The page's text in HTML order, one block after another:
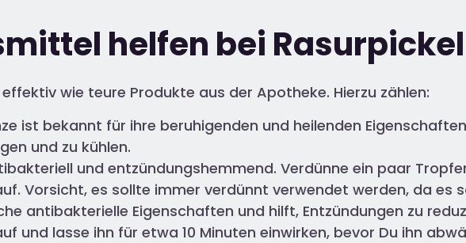
helfen bei
wie teure Produkte aus der Apotheke. Hierzu zählen:
ist bekannt für ihre beruhigenden und heilenden
und zu kühlen.
und entzündungshemmend. Verdünne ein paar
Vorsicht, es sollte immer verdünnt verwendet werden, da es
antibakterielle Eigenschaften und hilft, Entzündungen zu
und lasse ihn für etwa 10 Minuten einwirken, bevor Du ihn